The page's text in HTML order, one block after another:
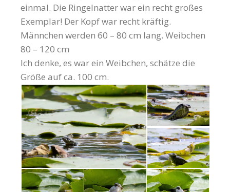
einmal. Die Ringelnatter war ein recht großes
Exemplar! Der Kopf war recht kräftig.
Männchen werden 60 – 80 cm lang. Weibchen
80 – 120 cm
Ich denke, es war ein Weibchen, schätze die
Größe auf ca. 100 cm.